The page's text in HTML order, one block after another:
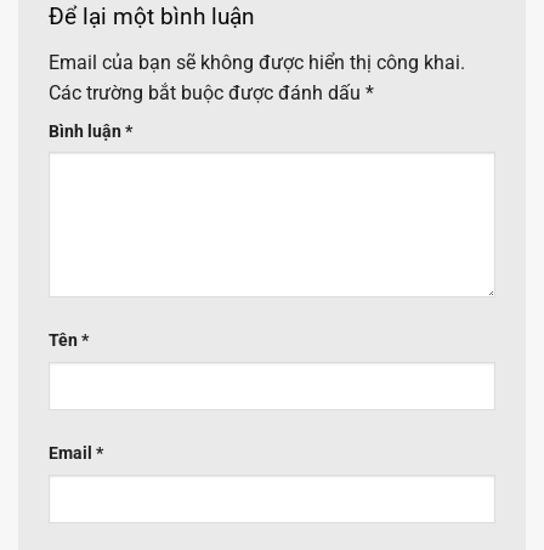
Để lại một bình luận
Email của bạn sẽ không được hiển thị công khai.
Các trường bắt buộc được đánh dấu *
Bình luận *
Tên *
Email *